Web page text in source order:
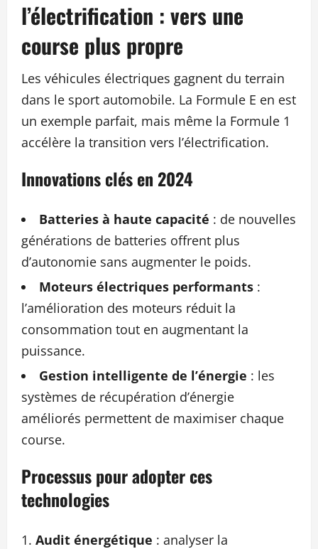
l’électrification : vers une
course plus propre
Les véhicules électriques gagnent du terrain
dans le sport automobile. La Formule E en est
un exemple parfait, mais même la Formule 1
accélère la transition vers l’électrification.
Innovations clés en 2024
Batteries à haute capacité : de nouvelles
générations de batteries offrent plus
d’autonomie sans augmenter le poids.
Moteurs électriques performants :
l’amélioration des moteurs réduit la
consommation tout en augmentant la
puissance.
Gestion intelligente de l’énergie : les
systèmes de récupération d’énergie
améliorés permettent de maximiser chaque
course.
Processus pour adopter ces
technologies
Audit énergétique : analyser la